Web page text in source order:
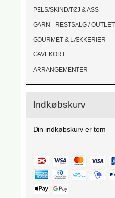
PELS/SKIND/TØJ & ASS
GARN - RESTSALG / OUTLET
GOURMET & LÆKKERIER
GAVEKORT.
ARRANGEMENTER
Indkøbskurv
Din indkøbskurv er tom